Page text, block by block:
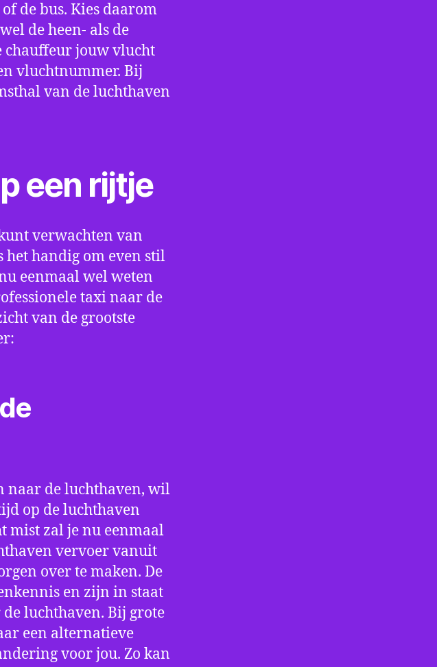
de bus. Kies daarom
de heen- als de
chauffeur jouw vlucht
vluchtnummer. Bij
van de luchthaven
een rijtje
verwachten van
handig om even stil
eenmaal wel weten
taxi naar de
van de grootste
naar de luchthaven, wil
op de luchthaven
mist zal je nu eenmaal
vervoer vanuit
over te maken. De
en zijn in staat
luchthaven. Bij grote
een alternatieve
voor jou. Zo kan